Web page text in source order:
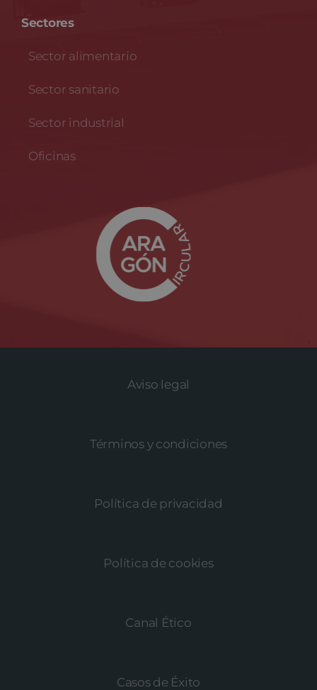
Sectores
Sector alimentario
Sector sanitario
Sector industrial
Oficinas
Aviso legal
Términos y condiciones
Política de privacidad
Política de cookies
Canal Ético
Casos de Éxito